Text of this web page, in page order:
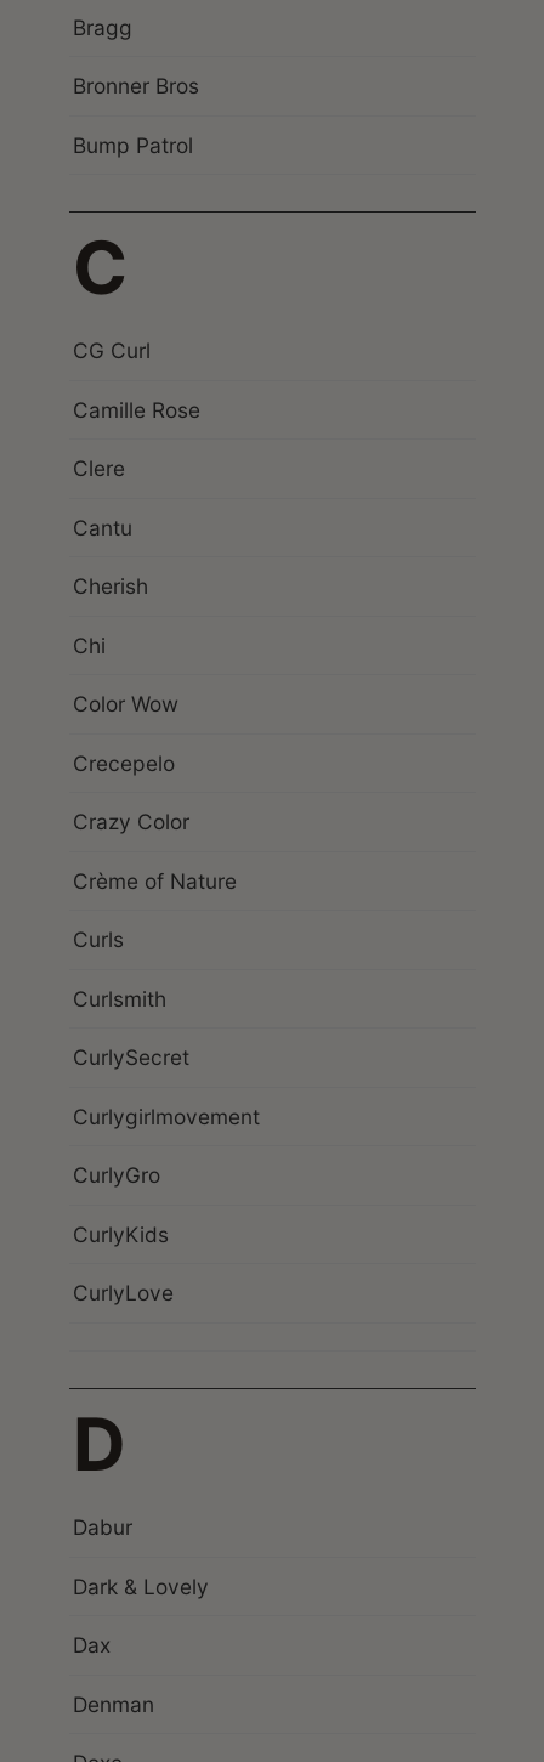
Bragg
Bronner Bros
Bump Patrol
C
CG Curl
Camille Rose
Clere
Cantu
Cherish
Chi
Color Wow
Crecepelo
Crazy Color
Crème of Nature
Curls
Curlsmith
CurlySecret
Curlygirlmovement
CurlyGro
CurlyKids
CurlyLove
D
Dabur
Dark & Lovely
Dax
Denman